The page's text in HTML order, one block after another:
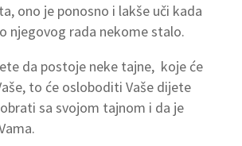
ono je ponosno i lakše uči kada
njegovog rada nekome stalo.
da postoje neke tajne, koje će
to će osloboditi Vaše dijete
sa svojom tajnom i da je